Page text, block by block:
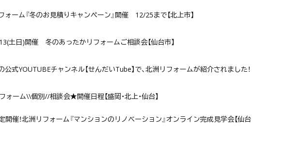
ォーム『冬のお見積りキャンペーン』開催 12/25まで【北上市】
土日)開催 冬のあったかリフォームご相談会【仙台市】
公式YOUTUBEチャンネル【せんだいTube】で、北洲リフォームが紹介されました！
ォーム\\個別//相談会★開催日程【盛岡・北上・仙台】
開催！北洲リフォーム『マンションのリノベーション』オンライン完成見学会【仙台